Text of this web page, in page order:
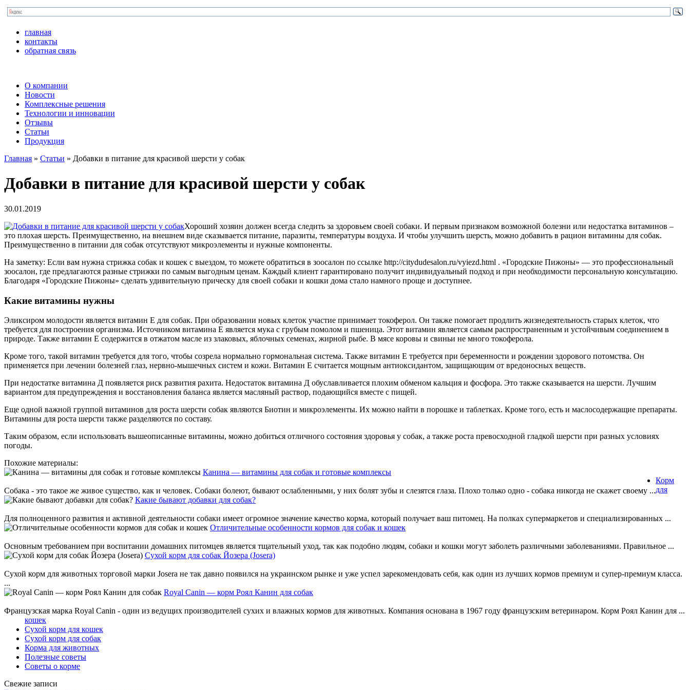
главная
контакты
обратная связь
О компании
Новости
Комплексные решения
Технологии и инновации
Отзывы
Статьи
Продукция
Главная » Статьи » Добавки в питание для красивой шерсти у собак
Добавки в питание для красивой шерсти у собак
30.01.2019
Хороший хозяин должен всегда следить за здоровьем своей собаки. И первым признаком возможной болезни или недостатка витаминов –
это плохая шерсть. Преимущественно, на внешнем виде сказывается питание, паразиты, температуры воздуха. И чтобы улучшить шерсть, можно добавить в рацион витамины для собак.
Преимущественно в питании для собак отсутствуют микроэлементы и нужные компоненты.
На заметку: Если вам нужна стрижка собак и кошек с выездом, то можете обратиться в зоосалон по ссылке http://citydudesalon.ru/vyiezd.html . «Городские Пижоны» — это профессиональный
зоосалон, где предлагаются разные стрижки по самым выгодным ценам. Каждый клиент гарантировано получит индивидуальный подход и при необходимости персональную консультацию.
Благодаря «Городские Пижоны» сделать удивительную прическу для своей собаки и кошки дома стало намного проще и доступнее.
Какие витамины нужны
Эликсиром молодости является витамин Е для собак. При образовании новых клеток участие принимает токоферол. Он также помогает продлить жизнедеятельность старых клеток, что
требуется для построения организма. Источником витамина Е является мука с грубым помолом и пшеница. Этот витамин является самым распространенным и устойчивым соединением в
природе. Также витамин Е содержится в отжатом масле из злаковых, яблочных семенах, жирной рыбе. В мясе коровы и свиньи не много токоферола.
Кроме того, такой витамин требуется для того, чтобы созрела нормально гормональная система. Также витамин Е требуется при беременности и рождении здорового потомства. Он
применяется при лечении болезней глаз, нервно-мышечных систем и кожи. Витамин Е считается мощным антиоксидантом, защищающим от вредоносных веществ.
При недостатке витамина Д появляется риск развития рахита. Недостаток витамина Д обуславливается плохим обменом кальция и фосфора. Это также сказывается на шерсти. Лучшим
вариантом для предупреждения и восстановления баланса является масляный раствор, подающийся вместе с пищей.
Еще одной важной группой витаминов для роста шерсти собак являются Биотин и микроэлементы. Их можно найти в порошке и таблетках. Кроме того, есть и маслосодержащие препараты.
Витамины для роста шерсти также разделяются по составу.
Таким образом, если использовать вышеописанные витамины, можно добиться отличного состояния здоровья у собак, а также роста превосходной гладкой шерсти при разных условиях
погоды.
Похожие материалы:
Канина — витамины для собак и готовые комплексы
Собака - это такое же живое существо, как и человек. Собаки болеют, бывают ослабленными, у них болят зубы и слезятся глаза. Плохо только одно - собака никогда не скажет своему ...
Какие бывают добавки для собак?
Для полноценного развития и активной деятельности собаки имеет огромное значение качество корма, который получает ваш питомец. На полках супермаркетов и специализированных ...
Отличительные особенности кормов для собак и кошек
Основным требованием при воспитании домашних питомцев является тщательный уход, так как подобно людям, собаки и кошки могут заболеть различными заболеваниями. Правильное ...
Сухой корм для собак Йозера (Josera)
Сухой корм для животных торговой марки Josera не так давно появился на украинском рынке и уже успел зарекомендовать себя, как один из лучших кормов премиум и супер-премиум класса.
...
Royal Canin — корм Роял Канин для собак
Французская марка Royal Canin - один из ведущих производителей сухих и влажных кормов для животных. Компания основана в 1967 году французским ветеринаром. Корм Роял Канин для ...
Корм
для
кошек
Сухой корм для кошек
Сухой корм для собак
Корма для животных
Полезные советы
Советы о корме
Свежие записи